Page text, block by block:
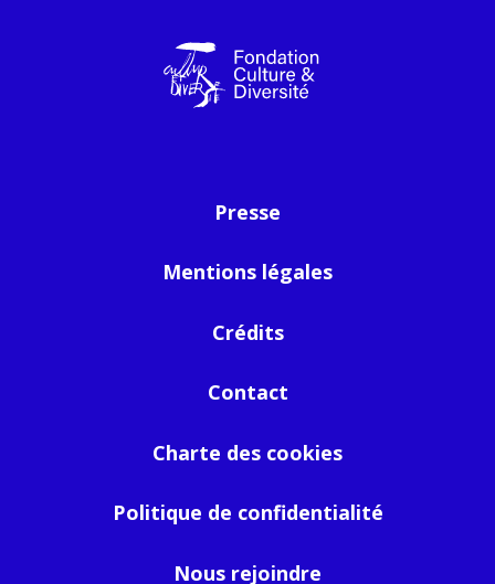
Presse
Mentions légales
Crédits
Contact
Charte des cookies
Politique de confidentialité
Nous rejoindre